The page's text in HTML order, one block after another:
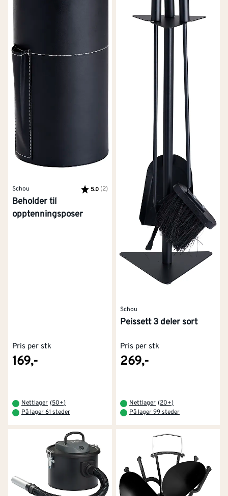
Schou Karakter:
5.0 (2)
Beholder til
opptenningsposer
Pris per stk
169,-
Nettlager (50+)
På lager 61 steder
Schou
Peissett 3 deler sort
Pris per stk
269,-
Nettlager (20+)
På lager 99 steder